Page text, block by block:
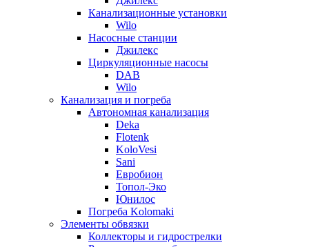
Канализационные установки
Wilo
Насосные станции
Джилекс
Циркуляционные насосы
DAB
Wilo
Канализация и погреба
Автономная канализация
Deka
Flotenk
KoloVesi
Sani
Евробион
Топол-Эко
Юнилос
Погреба Kolomaki
Элементы обвязки
Коллекторы и гидрострелки